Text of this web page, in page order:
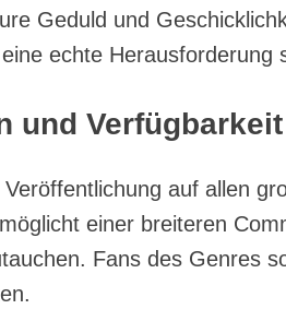
Geduld und
echte Herausforderung
und Verfügbarkeit
Veröffentlichung auf allen
einer breiteren
Fans des Genres